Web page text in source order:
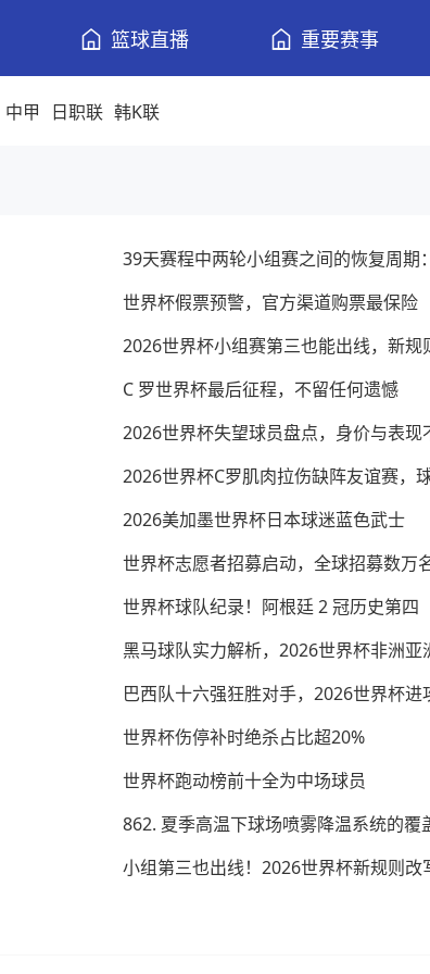
篮球直播 重要赛事
中甲 日职联 韩K联
39天赛程中两轮小组赛之间的恢复周期
世界杯假票预警，官方渠道购票最保险
2026世界杯小组赛第三也能出线，新规
C 罗世界杯最后征程，不留任何遗憾
2026世界杯失望球员盘点，身价与表现
2026世界杯C罗肌肉拉伤缺阵友谊赛，
2026美加墨世界杯日本球迷蓝色武士
世界杯志愿者招募启动，全球招募数万
世界杯球队纪录！阿根廷 2 冠历史第四
黑马球队实力解析，2026世界杯非洲亚
巴西队十六强狂胜对手，2026世界杯进
世界杯伤停补时绝杀占比超20%
世界杯跑动榜前十全为中场球员
862. 夏季高温下球场喷雾降温系统的
小组第三也出线！2026世界杯新规则改